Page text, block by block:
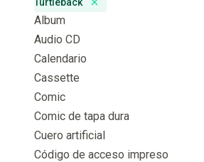
Remove badge
Album
Audio CD
Calendario
Cassette
Comic
Comic de tapa dura
Cuero artificial
Código de acceso impreso